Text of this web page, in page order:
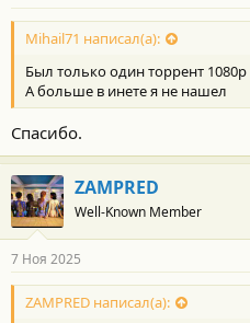
Mihail71 написал(а):
Был только один торрент
А больше в инете я не нашел
Спасибо.
ZAMPRED
Well-Known Member
7 Ноя 2025
ZAMPRED написал(а):